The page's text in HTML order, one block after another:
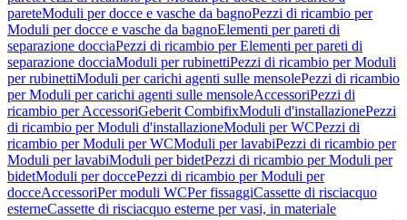
pareteModuli per docce e vasche da bagnoPezzi di ricambio per
Moduli per docce e vasche da bagnoElementi per pareti di
separazione docciaPezzi di ricambio per Elementi per pareti di
separazione docciaModuli per rubinettiPezzi di ricambio per Moduli
per rubinettiModuli per carichi agenti sulle mensolePezzi di ricambio
per Moduli per carichi agenti sulle mensoleAccessoriPezzi di
ricambio per AccessoriGeberit CombifixModuli d'installazionePezzi
di ricambio per Moduli d'installazioneModuli per WCPezzi di
ricambio per Moduli per WCModuli per lavabiPezzi di ricambio per
Moduli per lavabiModuli per bidetPezzi di ricambio per Moduli per
bidetModuli per doccePezzi di ricambio per Moduli per
docceAccessoriPer moduli WCPer fissaggiCassette di risciacquo
esterneCassette di risciacquo esterne per vasi, in materiale